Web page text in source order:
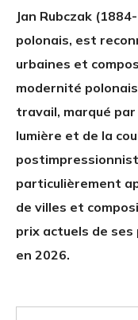
Jan Rubczak
polonais, est
urbaines et
modernité
travail, marqué
lumière et de la
particulièrement
de villes et
prix actuels de
en 2026.